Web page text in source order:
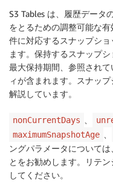
S3 Tables は、履歴データ
をとるための調整可能な
件に対応するスナップシ
ます。保持するスナップ
最大保持期間、参照され
ィが含まれます。スナッ
解説しています。
nonCurrentDays
maximumSnapshotAge
ングパラメータについては
とをお勧めします。リテ
してください。